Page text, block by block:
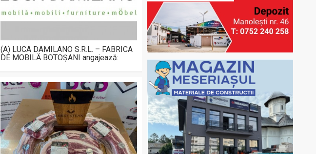
(A) LUCA DAMILANO S.R.L. – FABRICA
DE MOBILĂ BOTOȘANI angajează: